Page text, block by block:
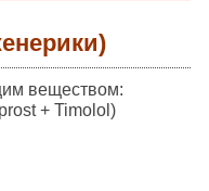
веществом:
+ Timolol)